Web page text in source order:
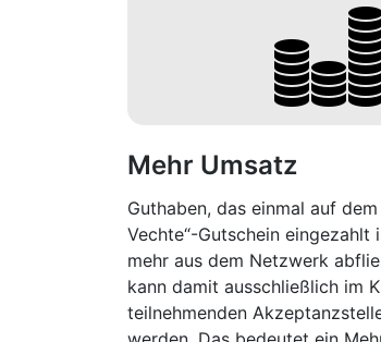
Mehr Umsatz
Guthaben, das einmal auf dem
Vechte“-Gutschein eingezahlt
mehr aus dem Netzwerk
kann damit ausschließlich im
teilnehmenden